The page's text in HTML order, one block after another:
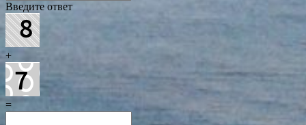
Введите ответ
+
=